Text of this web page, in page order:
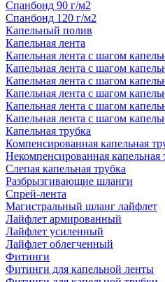
Спанбонд 90 г/м2
Спанбонд 120 г/м2
Капельный полив
Капельная лента
Капельная лента с шагом
Капельная лента с шагом
Капельная лента с шагом
Капельная лента с шагом
Капельная лента с шагом
Капельная лента с шагом
Капельная трубка
Компенсированная капельная
Некомпенсированная капельная
Слепая капельная трубка
Разбрызгивающие шланги
Спрей-лента
Магистральный шланг лайфлет
Лайфлет армированный
Лайфлет усиленный
Лайфлет облегченный
Фитинги
Фитинги для капельной ленты